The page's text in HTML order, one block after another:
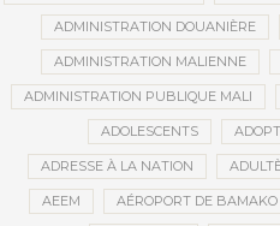
ADMINISTRATION DOUANIÈRE
ADMINISTRATION MALIENNE
ADMINISTRATION PUBLIQUE MALI
ADOLESCENTS
ADRESSE À LA NATION
AEEM AÉROPORT DE BAMAKO